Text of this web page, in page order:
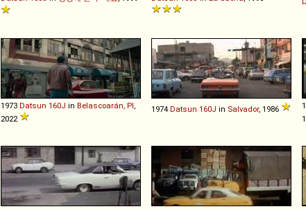
1973 Datsun 160J in Belascoarán, PI
2022
1974 Datsun 160J in Salvador, 1986